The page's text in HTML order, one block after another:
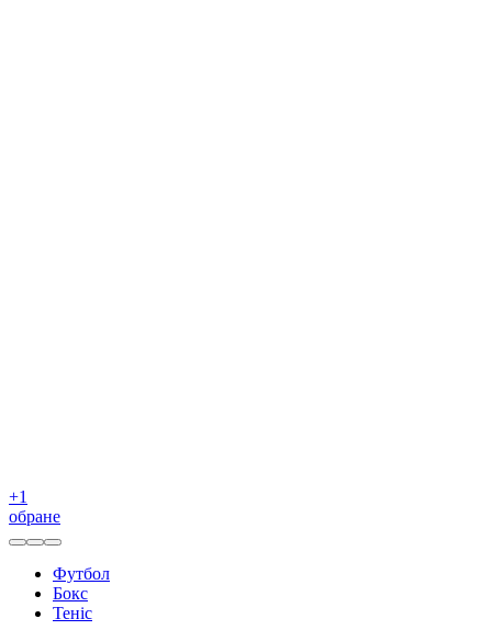
+1
обране
Футбол
Бокс
Теніс